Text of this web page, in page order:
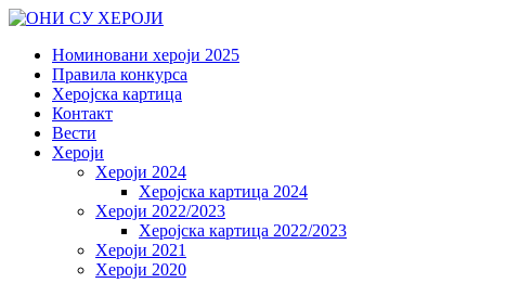
Номиновани хероји 2025
Правила конкурса
Херојска картица
Контакт
Вести
Хероји
Хероји 2024
Херојска картица 2024
Хероји 2022/2023
Херојска картица 2022/2023
Хероји 2021
Хероји 2020